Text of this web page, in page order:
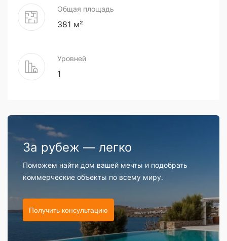
Общая площадь
381 м²
Уровней
1
За рубеж — легко
Поможем найти дом вашей мечты и подобрать
коммерческие объекты по всему миру.
Получить консультацию